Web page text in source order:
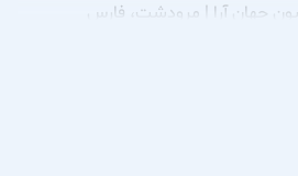
جهان آرا | مرودشت، فارس
سرویس خواب، فرش و لوازم دکوراسیون
و مورد اعتماد در شهر
هدف ارائه محصولات باکیفیت،